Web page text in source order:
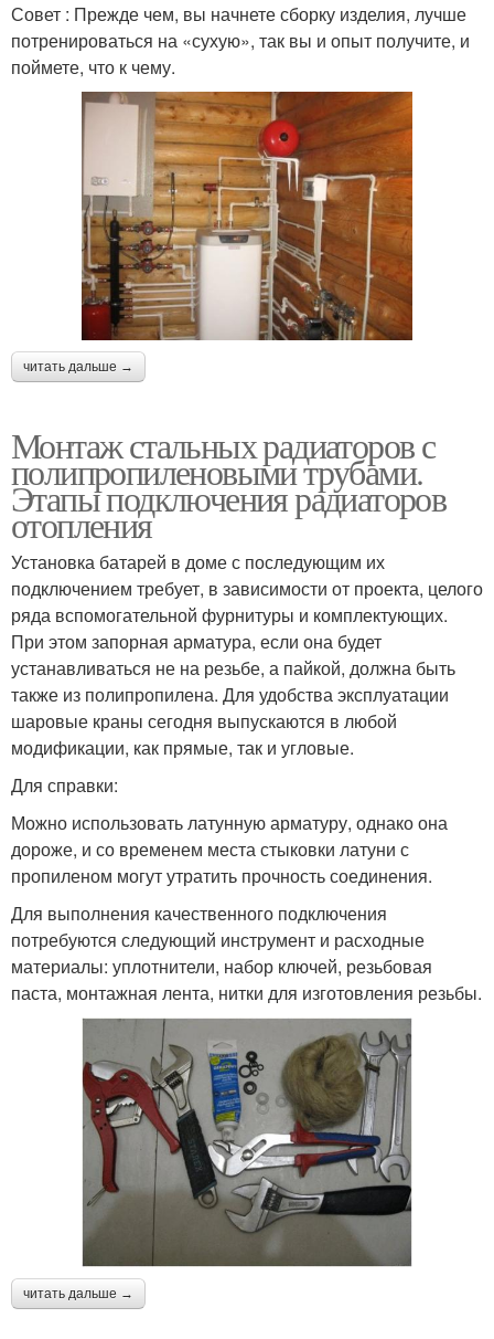
Совет : Прежде чем, вы начнете сборку изделия, лучше
потренироваться на «сухую», так вы и опыт получите, и
поймете, что к чему.
читать дальше →
Монтаж стальных радиаторов с
полипропиленовыми трубами.
Этапы подключения радиаторов
отопления
Установка батарей в доме с последующим их
подключением требует, в зависимости от проекта, целого
ряда вспомогательной фурнитуры и комплектующих.
При этом запорная арматура, если она будет
устанавливаться не на резьбе, а пайкой, должна быть
также из полипропилена. Для удобства эксплуатации
шаровые краны сегодня выпускаются в любой
модификации, как прямые, так и угловые.
Для справки:
Можно использовать латунную арматуру, однако она
дороже, и со временем места стыковки латуни с
пропиленом могут утратить прочность соединения.
Для выполнения качественного подключения
потребуются следующий инструмент и расходные
материалы: уплотнители, набор ключей, резьбовая
паста, монтажная лента, нитки для изготовления резьбы.
читать дальше →